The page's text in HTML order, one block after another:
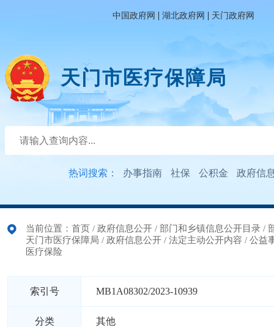
中国政府网 | 湖北政府网 | 天门政府网
天门市医疗保障局
热词搜索： 办事指南 社保 公积金 政府信
当前位置： 首页 / 政府信息公开 / 部门和乡镇信息公开目录 /
天门市医疗保障局 / 政府信息公开 / 法定主动公开内容 / 公益
医疗保险
索引号 MB1A08302/2023-10939
分类 其他